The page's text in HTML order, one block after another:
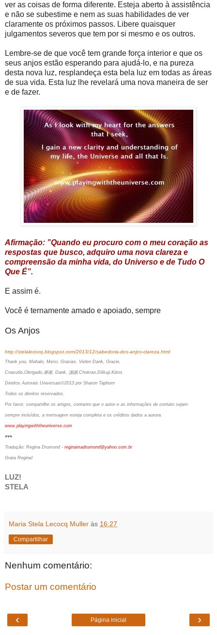
ver as coisas de forma diferente. Esteja aberto à assistência
e não se subestime e nem as suas habilidades de ver
claramente os próximos passos. Libere quaisquer
julgamentos severos que tem por si mesmo e os outros.
Lembre-se de que você tem grande força interior e que os
seus anjos estão esperando para ajudá-lo, e na pureza
desta nova luz, resplandeça esta bela luz em todas as áreas
de sua vida. Esta luz lhe revelará uma nova maneira de ser
e de fazer.
Afirmação: ”Quando eu procuro com o meu coração as
respostas que busco, adquiro uma nova clareza e
compreensão da minha vida, do Universo e de Tudo O
Que É”.
E assim é.
Você é ternamente amado e apoiado, sempre
Os Anjos
http://stelalecocq.blogspot.com/2013/12/sabedoria-dos-anjos-clareza.html
Thank you, Mahalo, Merci, Gracias, Vielen Dank, Grazie,
Спасибо,Obrigado,谢谢, Dank, 謝謝,Chokran,Děkuji,Kiitos
Direitos Autorais Universais©2013 por Sharon Taphorn
Todos os direitos reservados.
Por favor, compartilhe os artigos, contanto que o autor e as informações de contato sejam
sempre incluídos, a mensagem esteja completa e os créditos dados a autora.
www.playingwiththeuniverse.com
♥♥♥
Tradução: Regina Drumond - reginamadrumond@yahoo.com.br
Grata Regina!
LUZ!
STELA
Maria Stela Lecocq Muller às 16:27
Compartilhar
Nenhum comentário:
Postar um comentário
‹ ›
Página inicial